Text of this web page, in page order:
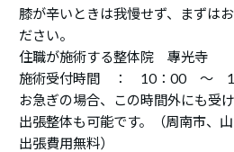
膝が辛いときは我慢せず、まずは
ださい。
住職が施術する整体院 專光寺
施術受付時間 ： 10：00 ～
お急ぎの場合、この時間外にも受け
出張整体も可能です。（周南市、
出張費用無料）